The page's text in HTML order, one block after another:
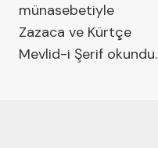
münasebetiyle
Zazaca ve Kürtçe
Mevlid-i Şerif okundu.